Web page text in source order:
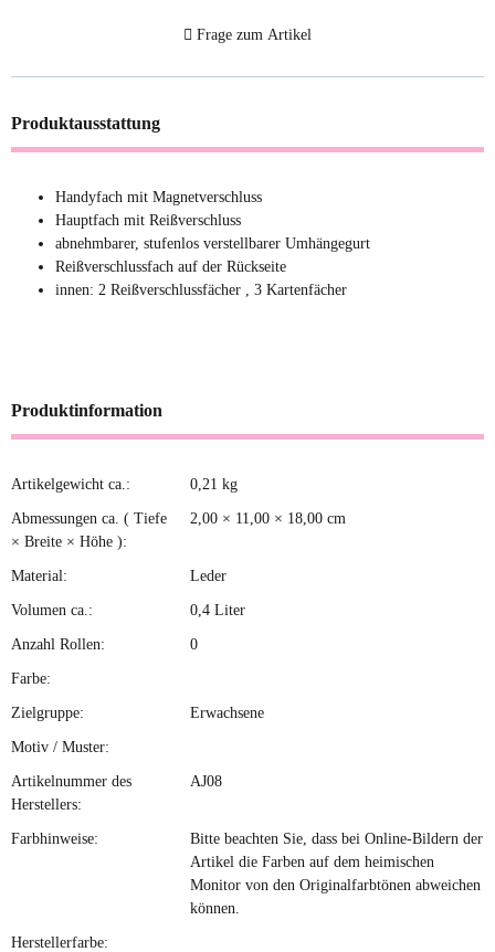
Frage zum Artikel
Produktausstattung
Handyfach mit Magnetverschluss
Hauptfach mit Reißverschluss
abnehmbarer, stufenlos verstellbarer Umhängegurt
Reißverschlussfach auf der Rückseite
innen: 2 Reißverschlussfächer , 3 Kartenfächer
Produktinformation
Produkteigenschaft
Wert
Artikelgewicht ca.: 0,21 kg
Abmessungen ca. ( Tiefe
× Breite × Höhe ):
2,00 × 11,00 × 18,00 cm
Material: Leder
Volumen ca.: 0,4 Liter
Anzahl Rollen: 0
Farbe:
Zielgruppe: Erwachsene
Motiv / Muster:
Artikelnummer des
Herstellers:
AJ08
Farbhinweise:
Bitte beachten Sie, dass bei Online-Bildern der
Artikel die Farben auf dem heimischen
Monitor von den Originalfarbtönen abweichen
können.
Herstellerfarbe: